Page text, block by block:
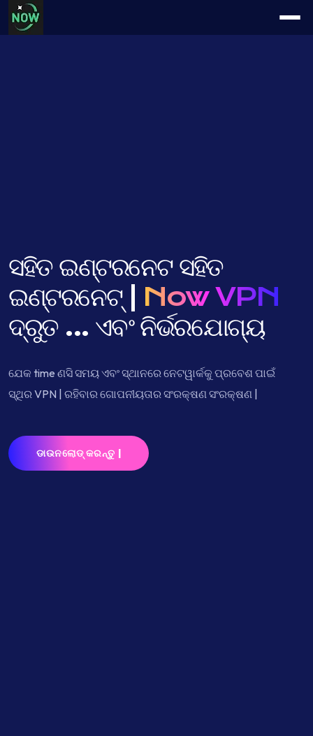
ସହିତ ଇଣ୍ଟରନେଟ ସହିତ
ଇଣ୍ଟରନେଟ୍ | Now VPN
ଦ୍ରୁତ ... ଏବଂ ନିର୍ଭରଯୋଗ୍ୟ
ଯେକ time ଣସି ସମୟ ଏବଂ ସ୍ଥାନରେ ନେଟୱାର୍କକୁ ପ୍ରବେଶ ପାଇଁ
ସ୍ଥିର VPN | ରହିବାର ଗୋପନୀୟତାର ସଂରକ୍ଷଣ ସଂରକ୍ଷଣ |
ଡାଉନଲୋଡ୍ କରନ୍ତୁ |